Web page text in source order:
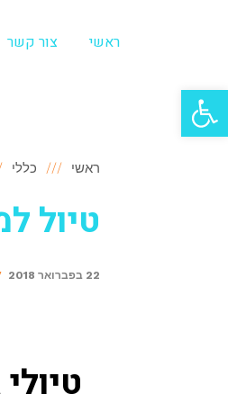
פתח סרגל נגישות
ראשי צור קשר
ראשי כללי
טיול
22 בפברואר 2018